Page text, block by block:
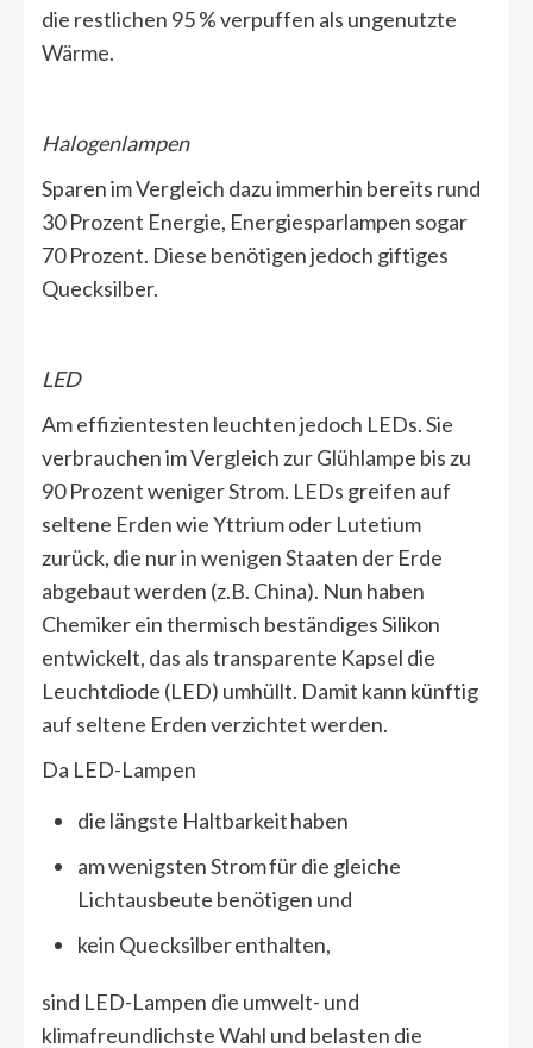
die restlichen 95 % verpuffen als ungenutzte
Wärme.
Halogenlampen
Sparen im Vergleich dazu immerhin bereits rund
30 Prozent Energie, Energiesparlampen sogar
70 Prozent. Diese benötigen jedoch giftiges
Quecksilber.
LED
Am effizientesten leuchten jedoch LEDs. Sie
verbrauchen im Vergleich zur Glühlampe bis zu
90 Prozent weniger Strom. LEDs greifen auf
seltene Erden wie Yttrium oder Lutetium
zurück, die nur in wenigen Staaten der Erde
abgebaut werden (z.B. China). Nun haben
Chemiker ein thermisch beständiges Silikon
entwickelt, das als transparente Kapsel die
Leuchtdiode (LED) umhüllt. Damit kann künftig
auf seltene Erden verzichtet werden.
Da LED-Lampen
die längste Haltbarkeit haben
am wenigsten Strom für die gleiche
Lichtausbeute benötigen und
kein Quecksilber enthalten,
sind LED-Lampen die umwelt- und
klimafreundlichste Wahl und belasten die